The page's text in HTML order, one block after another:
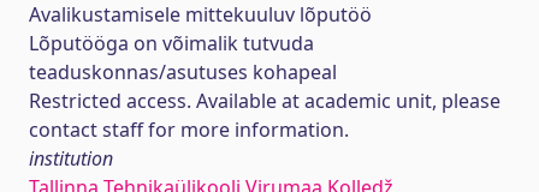
Avalikustamisele mittekuuluv lõputöö
Lõputööga on võimalik tutvuda
teaduskonnas/asutuses kohapeal
Restricted access. Available at academic unit, please
contact staff for more information.
institution